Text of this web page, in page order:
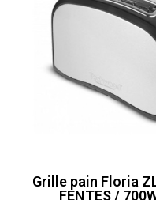
Grille pain Floria
FENTES /